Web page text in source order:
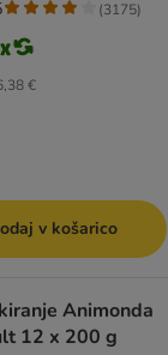
€
(3175)
v košarico
Animonda
12 x 200 g